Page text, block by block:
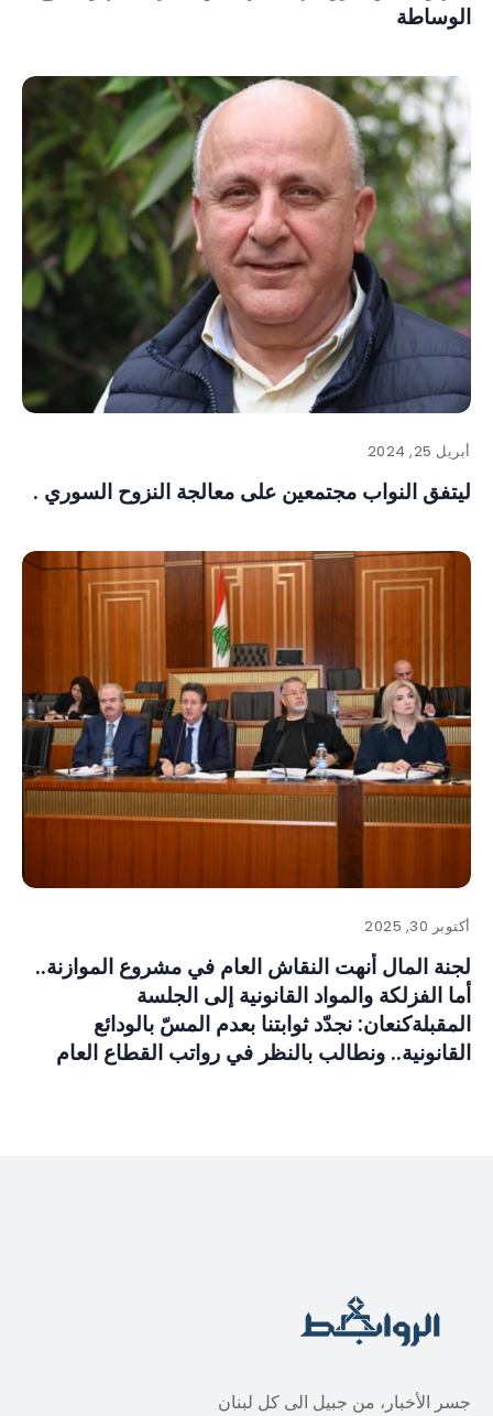
الوساطة
أبريل 25, 2024
ليتفق النواب مجتمعين على معالجة النزوح السوري .
أكتوبر 30, 2025
لجنة المال أنهت النقاش العام في مشروع الموازنة..
أما الفزلكة والمواد القانونية إلى الجلسة
المقبلةكنعان: نجدّد ثوابتنا بعدم المسّ بالودائع
القانونية.. ونطالب بالنظر في رواتب القطاع العام
جسر الأخبار، من جبيل الى كل لبنان